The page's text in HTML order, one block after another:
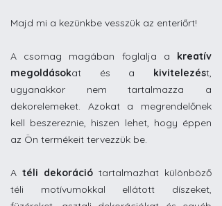
Majd mi a kezünkbe vesszük az enteriőrt!
A csomag magában foglalja a kreatív
megoldásokat és a kivitelezést,
ugyanakkor nem tartalmazza a
dekorelemeket. Azokat a megrendelőnek
kell beszereznie, hiszen lehet, hogy éppen
az Ön termékeit tervezzük be.
A téli dekoráció tartalmazhat különböző
téli motívumokkal ellátott díszeket,